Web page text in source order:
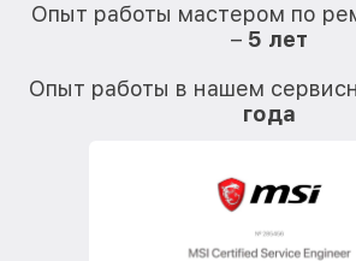
Опыт работы мастером по
– 5 лет
Опыт работы в нашем
года